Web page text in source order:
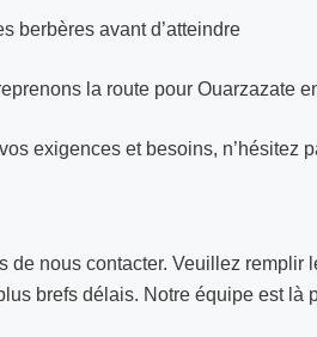
berbères avant d’atteindre
la route pour Ouarzazate
exigences et besoins, n’hésitez
nous contacter. Veuillez
brefs délais. Notre équipe est là